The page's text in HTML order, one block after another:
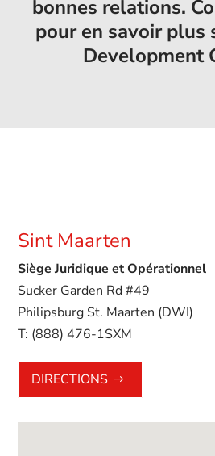
bonnes relations.
pour en savoir plus
Development
Sint Maarten
Siège Juridique et Opérationnel
Sucker Garden Rd #49
Philipsburg St. Maarten (DWI)
T: (888) 476-1SXM
DIRECTIONS